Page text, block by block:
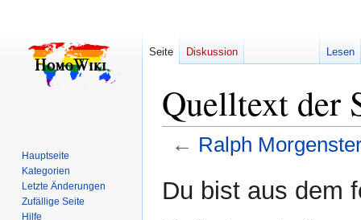
Quelltext der
← Ralph
Navigation
Suche
Du bist aus dem
Seite Diskussion Lesen
Hauptseite
Kategorien
Letzte Änderungen
Zufällige Seite
Hilfe